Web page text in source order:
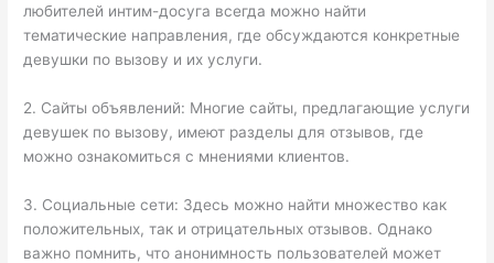
любителей интим-досуга всегда можно найти
тематические направления, где обсуждаются конкретные
девушки по вызову и их услуги.
2. Сайты объявлений: Многие сайты, предлагающие услуги
девушек по вызову, имеют разделы для отзывов, где
можно ознакомиться с мнениями клиентов.
3. Социальные сети: Здесь можно найти множество как
положительных, так и отрицательных отзывов. Однако
важно помнить, что анонимность пользователей может